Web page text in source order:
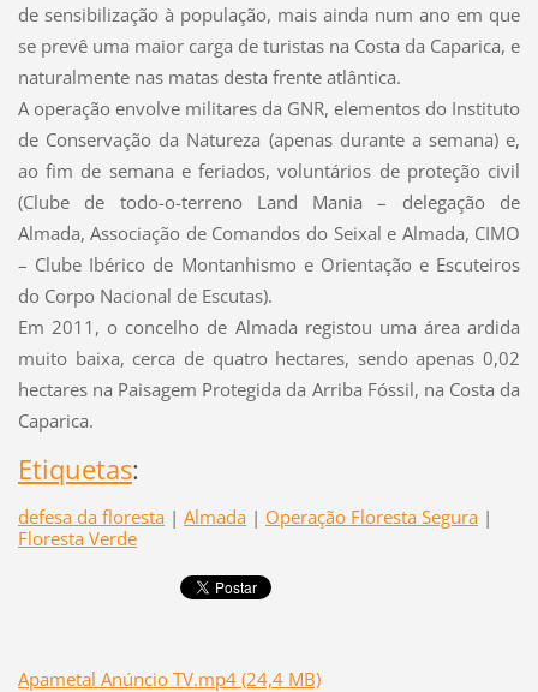
de sensibilização à população, mais ainda num ano em que
se prevê uma maior carga de turistas na Costa da Caparica, e
naturalmente nas matas desta frente atlântica.
A operação envolve militares da GNR, elementos do Instituto
de Conservação da Natureza (apenas durante a semana) e,
ao fim de semana e feriados, voluntários de proteção civil
(Clube de todo-o-terreno Land Mania – delegação de
Almada, Associação de Comandos do Seixal e Almada, CIMO
– Clube Ibérico de Montanhismo e Orientação e Escuteiros
do Corpo Nacional de Escutas).
Em 2011, o concelho de Almada registou uma área ardida
muito baixa, cerca de quatro hectares, sendo apenas 0,02
hectares na Paisagem Protegida da Arriba Fóssil, na Costa da
Caparica.
Etiquetas:
defesa da floresta | Almada | Operação Floresta Segura |
Floresta Verde
Apametal Anúncio TV.mp4 (24,4 MB)